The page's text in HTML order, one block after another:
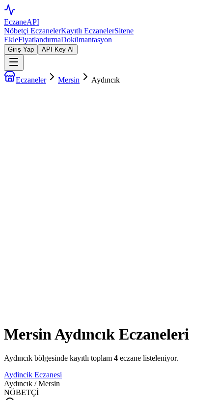
EczaneAPI
Nöbetçi EczanelerKayıtlı EczanelerSitene
EkleFiyatlandırmaDokümantasyon
Giriş Yap API Key Al
Eczaneler Mersin Aydıncık
MersinAydıncık Eczaneleri
Aydıncık bölgesinde kayıtlı toplam 4 eczane listeleniyor.
Aydincik Eczanesi
Aydıncık /Mersin
NÖBETÇİ